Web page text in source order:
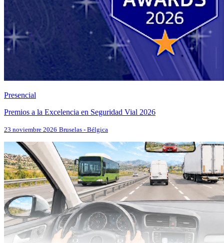
Presencial
Premios a la Excelencia en Seguridad Vial 2026
23 noviembre 2026 Bruselas - Bélgica